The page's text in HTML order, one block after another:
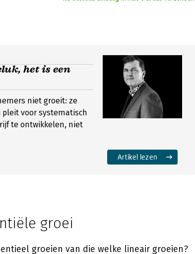
het is een
niet groeit: ze
voor systematisch
te ontwikkelen, niet
Artikel lezen
groei
groeien van die welke lineair groeien?